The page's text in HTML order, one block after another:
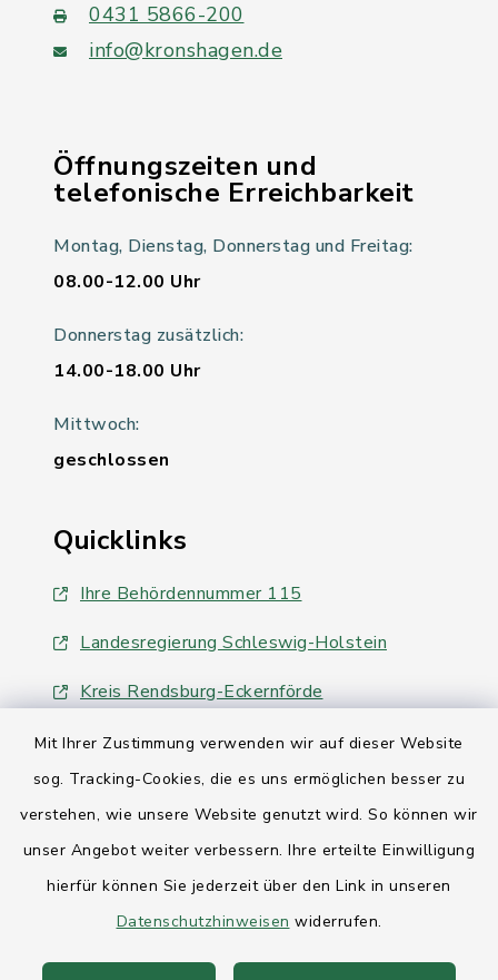
Mit Ihrer Zustimmung verwenden wir auf dieser Website
sog. Tracking-Cookies, die es uns ermöglichen besser zu
verstehen, wie unsere Website genutzt wird. So können wir
unser Angebot weiter verbessern. Ihre erteilte Einwilligung
hierfür können Sie jederzeit über den Link in unseren
Datenschutzhinweisen widerrufen.
0431 5866-200
info@kronshagen.de
Öffnungszeiten und
telefonische Erreichbarkeit
Montag, Dienstag, Donnerstag und Freitag:
08.00-12.00 Uhr
Donnerstag zusätzlich:
14.00-18.00 Uhr
Mittwoch:
geschlossen
Quicklinks
Ihre Behördennummer 115
Landesregierung Schleswig-Holstein
Kreis Rendsburg-Eckernförde
AktivRegion Mittelholstein
Anfahrt